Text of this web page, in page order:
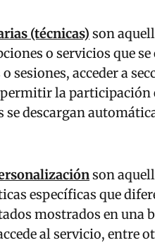
(técnicas) son
o servicios que
acceder a
la
se descargan
son
específicas que
mostrados en una
al servicio, entre